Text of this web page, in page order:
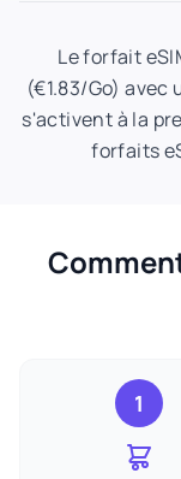
Le forfait
(€1.83/Go) avec
s'activent à la
forfaits
1